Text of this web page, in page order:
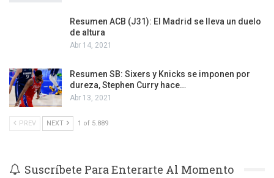
Resumen ACB (J31): El Madrid se lleva un duelo
de altura
Abr 14, 2021
Resumen SB: Sixers y Knicks se imponen por
dureza, Stephen Curry hace…
Abr 13, 2021
PREV NEXT 1 of 5.889
Suscríbete Para Enterarte Al Momento